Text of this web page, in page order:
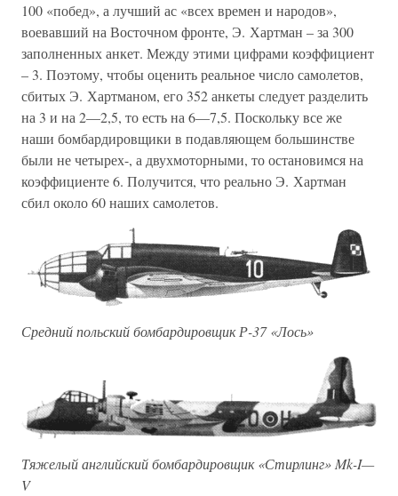
100 «побед», а лучший ас «всех времен и народов»,
воевавший на Восточном фронте, Э. Хартман – за 300
заполненных анкет. Между этими цифрами коэффициент
– 3. Поэтому, чтобы оценить реальное число самолетов,
сбитых Э. Хартманом, его 352 анкеты следует разделить
на 3 и на 2—2,5, то есть на 6—7,5. Поскольку все же
наши бомбардировщики в подавляющем большинстве
были не четырех-, а двухмоторными, то остановимся на
коэффициенте 6. Получится, что реально Э. Хартман
сбил около 60 наших самолетов.
Средний польский бомбардировщик Р-37 «Лось»
Тяжелый английский бомбардировщик «Стирлинг» Mk-I—
V